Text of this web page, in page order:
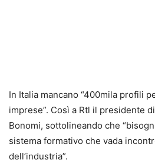
In Italia mancano “400mila profili
imprese”. Così a Rtl il presidente
Bonomi, sottolineando che
sistema formativo che vada
dell’industria”.